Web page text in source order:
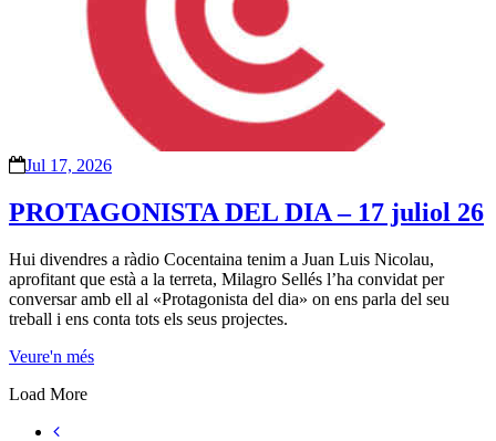
Jul 17, 2026
PROTAGONISTA DEL DIA – 17 juliol 26
Hui divendres a ràdio Cocentaina tenim a Juan Luis Nicolau,
aprofitant que està a la terreta, Milagro Sellés l’ha convidat per
conversar amb ell al «Protagonista del dia» on ens parla del seu
treball i ens conta tots els seus projectes.
Veure'n més
Load More